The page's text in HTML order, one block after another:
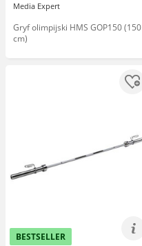
Media Expert
Gryf olimpijski HMS GOP150 (150
cm)
BESTSELLER